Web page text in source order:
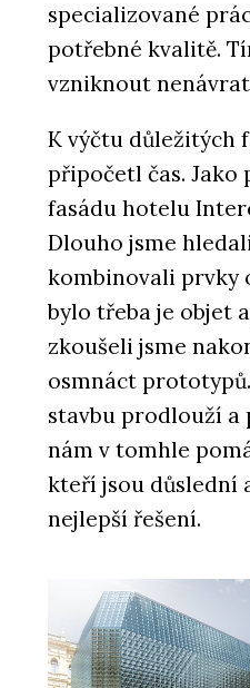
specializované
potřebné kvalitě.
vzniknout
K výčtu důležitých
připočetl čas. Jako
fasádu hotelu
Dlouho jsme
kombinovali prvky
bylo třeba je objet
zkoušeli jsme
osmnáct
stavbu prodlouží a
nám v tomhle
kteří jsou důslední
nejlepší řešení.